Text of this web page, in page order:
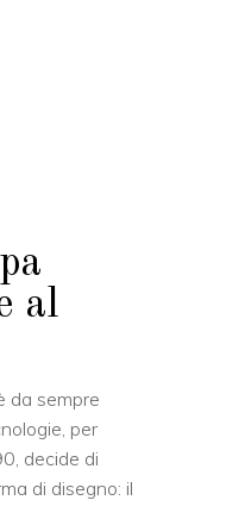
al
da sempre
per
decide di
di disegno: il